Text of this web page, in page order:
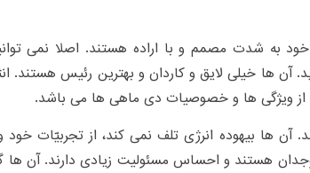
به شدت مصمم و با اراده هستند. اصلا نمی
آن ها خیلی لایق و کاردان و بهترین رئیس هستند.
از ویژگی ها و خصوصیات دی ماهی ها می باشد.
آن ها بیهوده انرژی تلف نمی کند، از تجربیّات خود
هستند و احساس مسئولیت زیادی دارند. آن